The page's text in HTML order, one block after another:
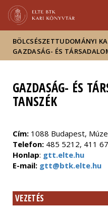
BÖLCSÉSZETTUDOMÁNYI
GAZDASÁG- ÉS
GAZDASÁG- ÉS
TANSZÉK
Cím: 1088 Budapest,
Telefon: 485 5212, 411
Honlap: gtt.elte.hu
E-mail: gtt@btk.elte.hu
VEZETÉS